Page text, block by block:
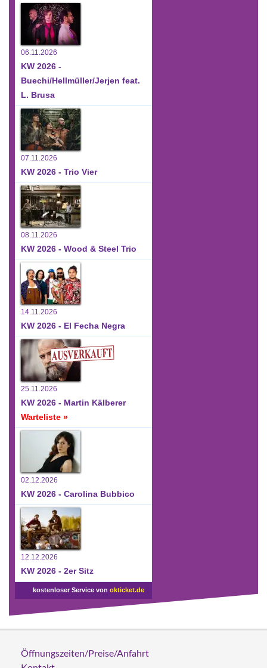
06.11.2026
KW 2026 -
Buechi/Hellmüller/Jerjen feat.
L. Brusa
07.11.2026
KW 2026 - Trio Vier
08.11.2026
KW 2026 - Wood & Steel Trio
14.11.2026
KW 2026 - El Fecha Negra
25.11.2026
KW 2026 - Martin Kälberer
Warteliste »
02.12.2026
KW 2026 - Carolina Bubbico
12.12.2026
KW 2026 - 2er Sitz
kostenloser Service von okticket.de
Öffnungszeiten/Preise/Anfahrt